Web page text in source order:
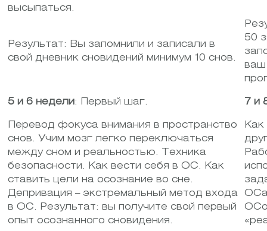
высыпаться.
Результат: Вы запомнили и записали в
свой дневник сновидений минимум 10 снов.
50
ваш
5 и 6 недели: Первый шаг. 7 и
Перевод фокуса внимания в пространство
снов. Учим мозг легко переключаться
между сном и реальностью. Техника
безопасности. Как вести себя в ОС. Как
ставить цели на осознание во сне.
Депривация – экстремальный метод входа
в ОС. Результат: вы получите свой первый
опыт осознанного сновидения.
Как
ОСа